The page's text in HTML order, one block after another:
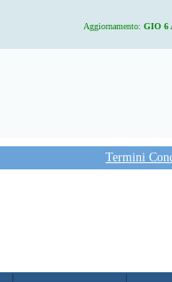
Aggiornamento: GIO 6
Termini